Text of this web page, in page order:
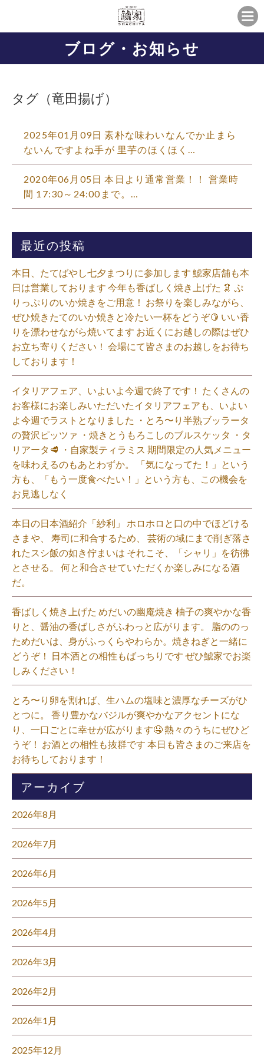
ブログ・お知らせ
タグ（竜田揚げ）
2025年01月09日 素朴な味わいなんでか止まら
ないんですよね手が 里芋のほくほく…
2020年06月05日 本日より通常営業！！ 営業時
間 17:30～24:00まで。…
最近の投稿
本日、たてばやし七夕まつりに参加します 鯱家店舗も本
日は営業しております️ 今年も香ばしく焼き上げた 🦑 ぷ
りっぷりのいか焼きをご用意！ お祭りを楽しみながら、
ぜひ焼きたてのいか焼きと冷たい一杯をどうぞ🍋 いい香
りを漂わせながら焼いてます お近くにお越しの際はぜひ
お立ち寄りください！ 会場にて皆さまのお越しをお待ち
しております！
イタリアフェア、いよいよ今週で終了です！ たくさんの
お客様にお楽しみいただいたイタリアフェアも、いよい
よ今週でラストとなりました ・とろ〜り半熟ブッラータ
の贅沢ピッツァ ・焼きとうもろこしのブルスケッタ ・タ
リアータ🥩 ・自家製ティラミス 期間限定の人気メニュー
を味わえるのもあとわずか。 「気になってた！」という
方も、「もう一度食べたい！」という方も、この機会を
お見逃しなく⁡
本日の日本酒紹介「紗利」 ホロホロと口の中でほどける
さまや、 寿司に和合するため、 芸術の域にまで削ぎ落さ
れたスシ飯の如き佇まいは それこそ、「シャリ」を彷彿
とさせる。 何と和合させていただくか楽しみになる酒
だ。⁡
香ばしく焼き上げた めだいの幽庵焼き 柚子の爽やかな香
りと、醤油の香ばしさがふわっと広がります。 脂ののっ
ためだいは、身がふっくらやわらか。焼きねぎと一緒に
どうぞ！ 日本酒との相性もばっちりです ぜひ鯱家でお楽
しみください！⁡
とろ〜り卵を割れば、生ハムの塩味と濃厚なチーズがひ
とつに。 香り豊かなバジルが爽やかなアクセントにな
り、一口ごとに幸せが広がります🤤 熱々のうちにぜひど
うぞ！ お酒との相性も抜群です 本日も皆さまのご来店を
お待ちしております！⁡
アーカイブ
2026年8月
2026年7月
2026年6月
2026年5月
2026年4月
2026年3月
2026年2月
2026年1月
2025年12月